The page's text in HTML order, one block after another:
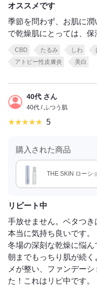
オススメです
季節を問わず、お肌に
で乾燥肌にとっては、
CBD たるみ しわ
アトピー性皮膚炎
美白
40代 さん
40代 / ふつう肌
5
購入された商品
THE SKIN ローシ
リピート中
手放せません。ベタつ
本当に気持ち良いです。
冬場の深刻な乾燥に悩
朝までもっちり肌が続
メが整い、ファンデー
た！これはリピ中です。